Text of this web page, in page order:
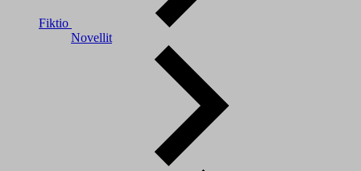
Fiktio
Novellit